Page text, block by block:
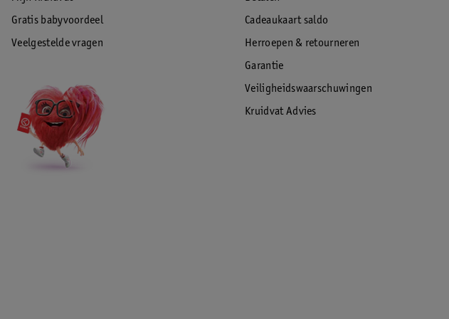
Gratis babyvoordeel
Veelgestelde vragen
Cadeaukaart saldo
Herroepen & retourneren
Garantie
Veiligheidswaarschuwingen
Kruidvat Advies